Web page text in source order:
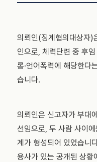
의뢰인(징계혐의대상자)
인으로, 체력단련 중 후
롱·언어폭력에 해당한다
습니다.
의뢰인은 신고자가 부대
선임으로, 두 사람 사이
계가 형성되어 있었습니
용사가 있는 공개된 상황